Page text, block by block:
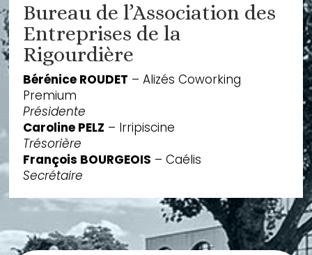
Bureau de l’Association des
Entreprises de la
Rigourdière
Bérénice ROUDET – Alizés Coworking
Premium
Présidente
Caroline PELZ – Irripiscine
Trésorière
François BOURGEOIS – Caélis
Secrétaire